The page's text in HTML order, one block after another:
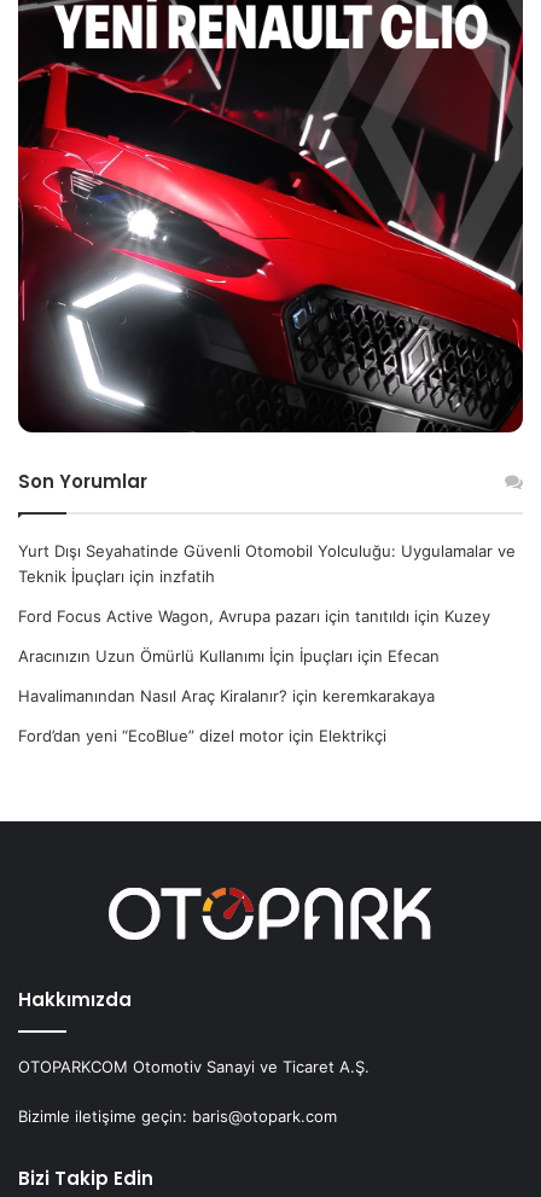
Son Yorumlar
Yurt Dışı Seyahatinde Güvenli Otomobil Yolculuğu: Uygulamalar ve
Teknik İpuçları için inzfatih
Ford Focus Active Wagon, Avrupa pazarı için tanıtıldı için Kuzey
Aracınızın Uzun Ömürlü Kullanımı İçin İpuçları için Efecan
Havalimanından Nasıl Araç Kiralanır? için keremkarakaya
Ford’dan yeni “EcoBlue” dizel motor için Elektrikçi
Hakkımızda
OTOPARKCOM Otomotiv Sanayi ve Ticaret A.Ş.
Bizimle iletişime geçin: baris@otopark.com
Bizi Takip Edin